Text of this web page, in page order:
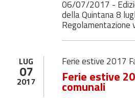
06/07/2017 -
della Quintana 8
Regolamentazione
LUG
07
2017
Ferie estive 2017
Ferie estive
comunali